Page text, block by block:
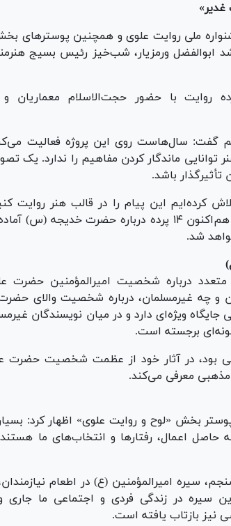
ملی روایت علوی و همچنین پوسترهای
ابوالفضل ورمزیار، شب‌خیز رئیس بسیج
با حضور حجت‌الاسلام معماریان و
گفت: سال‌هاست روی این پروژه فعالیت
توانایی ماندگار کردن مفاهیم را ندارد. یک
باشد.
کرده‌ایم این پیام را در قالب هنر روایت
مسیر به پایان نرسیده و ادامه خواهد داشت. هم‌اکنون ۱۴ پرده درباره
شد.
متعدد درباره شخصیت امیرالمؤمنین
و چه غیرمسلمان، درباره شخصیت والای
جایگاه ویژه‌ای دارد و در میان نویسندگان
برجسته است.
بود، در آثار خود از عظمت شخصیت
مذهبی معرفی می‌کند.
بخش «لوح و روایت علوی» اظهار کرد:
حاصل اعمال، رفتارها و انتخاب‌های ما
سیره امیرالمؤمنین (ع) در اطعام
سیره در زندگی فردی و اجتماعی ما جاری
نیز بازتاب یافته است.